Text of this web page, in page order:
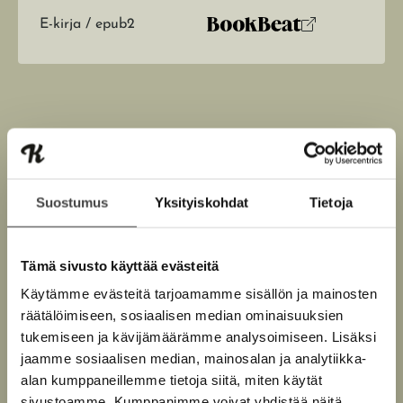
Suostumus Yksityiskohdat Tietoja
Tämä sivusto käyttää evästeitä
Käytämme evästeitä tarjoamamme sisällön ja mainosten
räätälöimiseen, sosiaalisen median ominaisuuksien
tukemiseen ja kävijämäärämme analysoimiseen. Lisäksi
jaamme sosiaalisen median, mainosalan ja analytiikka-
alan kumppaneillemme tietoja siitä, miten käytät
e
l
E-kirja / epub2
e
a
A
u
e
a
a
u
u
t
Jani Niipola
Lue lisää tekijästä
J
a
n
N
i